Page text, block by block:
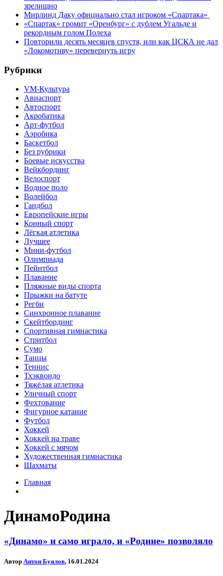
зрелищно
Мирлинд Даку официально стал игроком «Спартака»
«Спартак» громит «Оренбург» с дублем Угальде и
рекордным голом Полеха
Повторили десять месяцев спустя, или как ЦСКА не дал
«Локомотиву» перевернуть игру
Рубрики
VM-Культура
Авиаспорт
Автоспорт
Акробатика
Арт-футбол
Аэробика
Баскетбол
Без рубрики
Боевые искусства
Вейкбординг
Велоспорт
Водное поло
Волейбол
Гандбол
Европейские игры
Конный спорт
Лёгкая атлетика
Лучшее
Мини-футбол
Олимпиада
Пейнтбол
Плавание
Пляжные виды спорта
Прыжки на батуте
Регби
Синхронное плавание
Скейтбординг
Спортивная гимнастика
Стритбол
Сумо
Танцы
Теннис
Тхэквондо
Тяжёлая атлетика
Уличный спорт
Фехтование
Фигурное катание
Футбол
Хоккей
Хоккей на траве
Хоккей с мячом
Художественная гимнастика
Шахматы
Главная
ДинамоРодина
«Динамо» и само играло, и «Родине» позволяло
Автор Антон Буялов, 16.01.2024